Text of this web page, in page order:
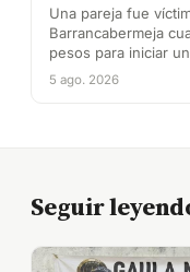
Una pareja fue
Barrancabermeja
pesos para iniciar
5 ago. 2026
Seguir